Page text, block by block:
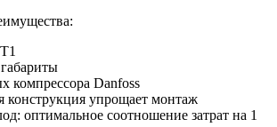
компрессора Danfoss
конструкция упрощает монтаж
оптимальное соотношение затрат на 1